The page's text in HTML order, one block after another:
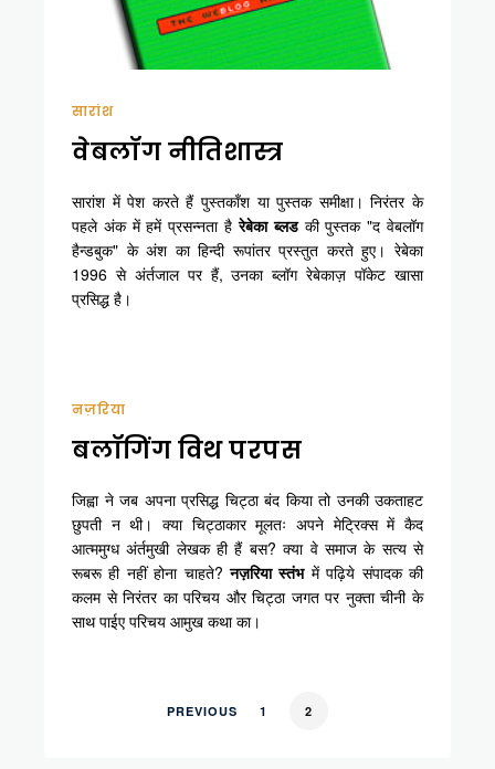
सारांश
वेबलॉग नीतिशास्त्र
सारांश में पेश करते हैं पुस्तकाँश या पुस्तक समीक्षा। निरंतर के
पहले अंक में हमें प्रसन्नता हैरेबेका ब्लडकी पुस्तक "द वेबलॉग
हैन्डबुक" के अंश का हिन्दी रूपांतर प्रस्तुत करते हुए। रेबेका
1996 से अंर्तजाल पर हैं, उनका ब्लॉग रेबेकाज़ पॉकेट खासा
प्रसिद्ध है।
नज़रिया
बलॉगिंग विथ परपस
जिह्वा ने जब अपना प्रसिद्ध चिट्ठा बंद किया तो उनकी उकताहट
छुपती न थी। क्या चिट्ठाकार मूलतः अपने मेट्रिक्स में कैद
आत्ममुग्ध अंर्तमुखी लेखक ही हैं बस? क्या वे समाज के सत्य से
रूबरू ही नहीं होना चाहते?नज़रिया स्तंभमें पढ़िये संपादक की
कलम से निरंतर का परिचय और चिट्ठा जगत पर नुक्ता चीनी के
साथ पाईए परिचय आमुख कथा का।
PREVIOUS 1 2